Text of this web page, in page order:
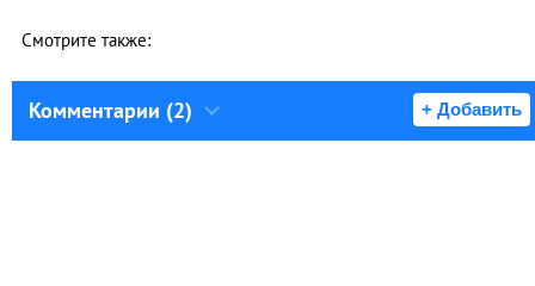
Смотрите также:
Комментарии (2) + Добавить